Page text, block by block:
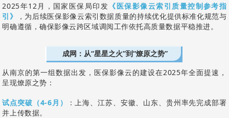
2025年12月，国家医保局印发 《医保影像云索引质量控制参考指
引》
，为后续医保影像云索引数据质量的持续优化提供标准化规范与
明确遵循，确保影像云跨区域调阅工作依托高质量数据平稳推进。
成网：从“星星之火”到“燎原之势”
从南京的第一组数据出发，医保影像云的建设在2025年全面提速，
呈现燎原之势：
试点突破（4-6月）
：上海、江苏、安徽、山东、贵州率先完成部署
并上传数据。